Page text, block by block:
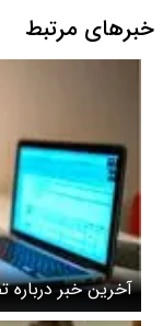
خبرهای مرتبط
آخرین خبر
کلاس‌ها/ تداوم